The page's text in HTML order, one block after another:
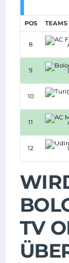
POS TEAMS
8
9
10
11
12
TV